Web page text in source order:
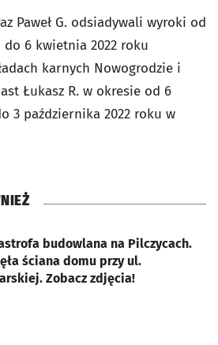
Paweł G. odsiadywali wyroki od
6 kwietnia 2022 roku
karnych Nowogrodzie i
Łukasz R. w okresie od 6
3 października 2022 roku w
budowlana na Pilczycach.
ściana domu przy ul.
Zobacz zdjęcia!